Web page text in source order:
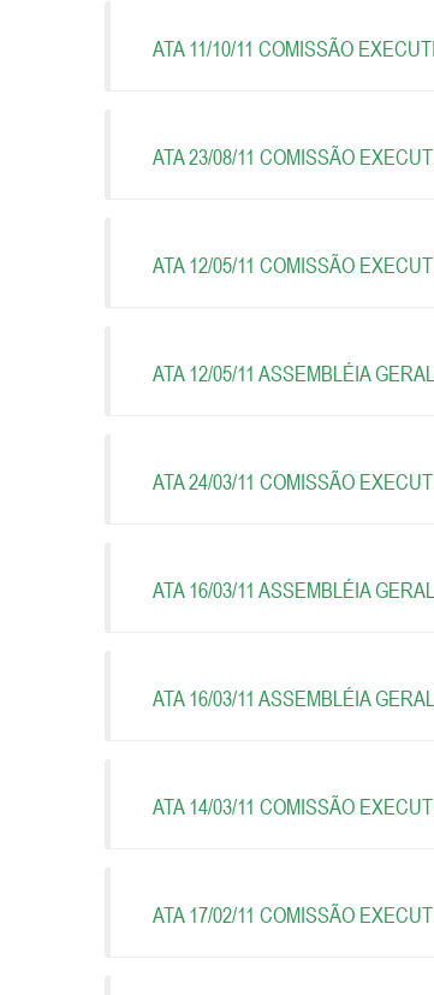
ATA 11/10/11 COMISSÃO
ATA 23/08/11 COMISSÃO
ATA 12/05/11 COMISSÃO
ATA 12/05/11 ASSEMBLÉIA GERAL
ATA 24/03/11 COMISSÃO
ATA 16/03/11 ASSEMBLÉIA GERAL
ATA 16/03/11 ASSEMBLÉIA
ATA 14/03/11 COMISSÃO
ATA 17/02/11 COMISSÃO